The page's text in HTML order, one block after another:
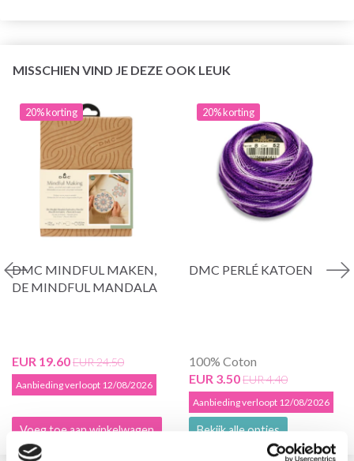
MISSCHIEN VIND JE DEZE OOK LEUK
20% korting
DMC MINDFUL MAKEN,
DE MINDFUL MANDALA
EUR 19.60EUR 24.50
Aanbieding verloopt 12/08/2026
Voeg toe aan winkelwagen
20% korting
DMC PERLÉ KATOEN
100% Coton
EUR 3.50EUR 4.40
Aanbieding verloopt 12/08/2026
Bekijk alle opties